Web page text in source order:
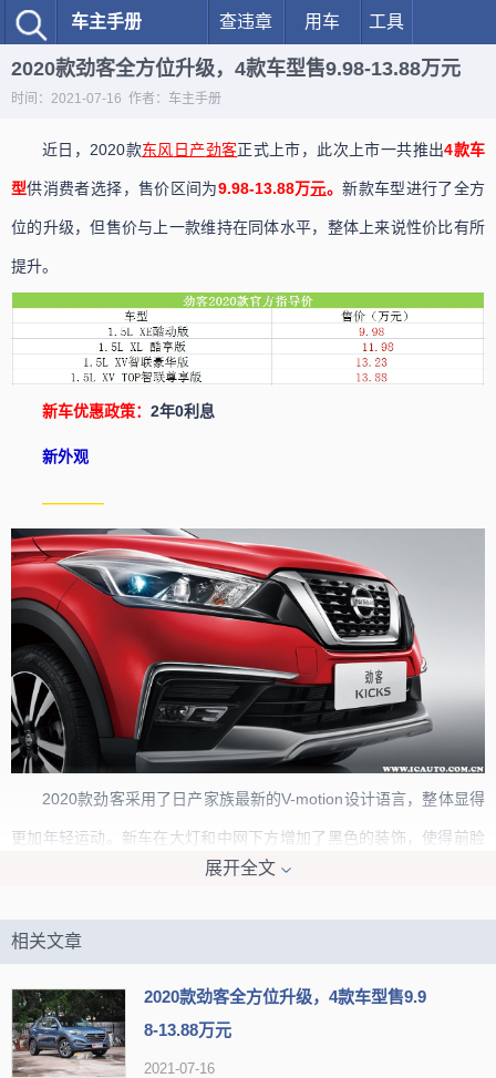
车主手册 查违章 用车 工具
2020款劲客全方位升级，4款车型售9.98-13.88万元
时间：2021-07-16 作者：车主手册
近日，2020款东风 日产劲客正式上市，此次上市一共推出4款车
型供消费者选择，售价区间为9.98-13.88万元。新款车型进行了全方
位的升级，但售价与上一款维持在同体水平，整体上来说性价比有所
提升。
新车优惠政策： 2年0利息
新外观
————
2020款劲客采用了日产家族最新的V-motion设计语言，整体显得
更加年轻运动。新车在大灯和中网下方增加了黑色的装饰，使得前脸
1.5L XV智联豪华版新增回旋镖LED投射式前大灯和回旋镖LED光
导灯，LED大灯配备远近光智能切换功能，打开该功能后，当前方光
线较暗时，车辆自动开启远光，当对面有来车时，车辆自动换成近
光。；
展开全文
相关文章
2020款劲客全方位升级，4款车型售9.9
8-13.88万元
2021-07-16